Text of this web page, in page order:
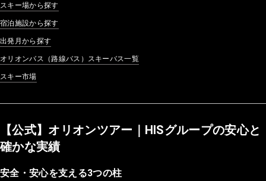
スキー場から探す
宿泊施設から探す
出発月から探す
オリオンバス（路線バス）スキーバス一覧
スキー市場
【公式】オリオンツアー｜HISグループの安心と
確かな実績
安全・安心を支える3つの柱